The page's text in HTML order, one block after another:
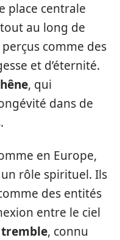
place centrale
au long de
comme des
et d’éternité.
, qui
dans de
en Europe,
rôle spirituel. Ils
des entités
entre le ciel
tremble, connu